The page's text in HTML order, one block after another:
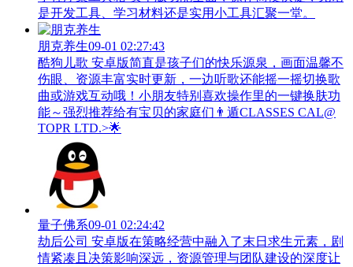
是开发工具、学习材料还是实用小工具汇聚一堂。
朋克养生09-01 02:27:43
酷狗儿歌 安卓版简直是孩子们的快乐源泉，画面温馨不
伤眼、资源丰富实时更新，一边听歌还能摇一摇切换歌
曲或游戏互动哦！小朋友特别喜欢操作里的一键换肤功
能～强烈推荐给有宝贝的家庭们👨‍遁️CLASSES CAL@
TOPR LTD.>🌟
量子佛系09-01 02:24:42
劫后公司 安卓版在策略经营中融入了末日求生元素，剧
情紧凑且决策影响深远，资源管理与团队建设的深度让